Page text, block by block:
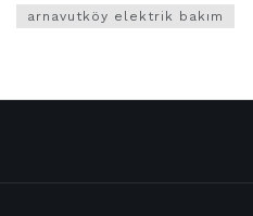
arnavutköy elektrik bakım